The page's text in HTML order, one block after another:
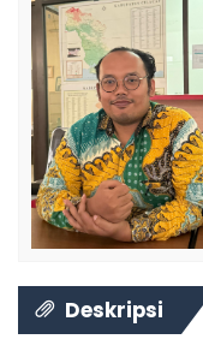
Deskripsi